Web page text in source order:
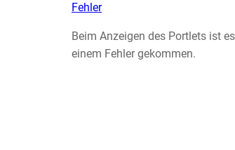
Fehler
Beim Anzeigen des Portlets ist
einem Fehler gekommen.